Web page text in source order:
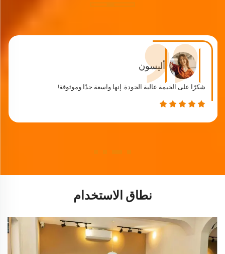
آنيا
شكرًا على الخيمة عالية الجودة. إنها واسعة جدًا وموثوقة!
نطاق الاستخدام